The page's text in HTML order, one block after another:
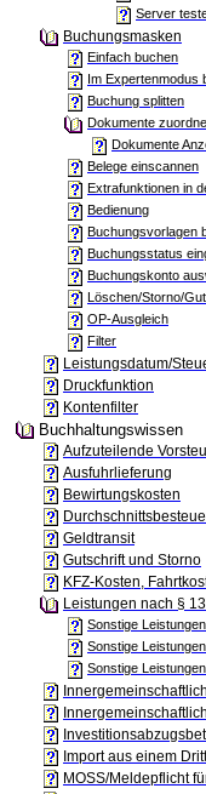
Server
Buchungsmasken
Einfach buchen
Im Expertenmodus
Buchung splitten
Dokumente
Dokumente
Belege einscannen
Extrafunktionen in
Bedienung
Buchungsvorlagen
Buchungsstatus
Buchungskonto
Löschen/Storno/
OP-Ausgleich
Filter
Leistungsdatum/
Druckfunktion
Kontenfilter
Buchhaltungswissen
Aufzuteilende
Ausfuhrlieferung
Bewirtungskosten
Geldtransit
Gutschrift und Storno
KFZ-Kosten,
Leistungen nach §
Sonstige
Sonstige
Sonstige
Import aus einem
MOSS/Meldepflicht